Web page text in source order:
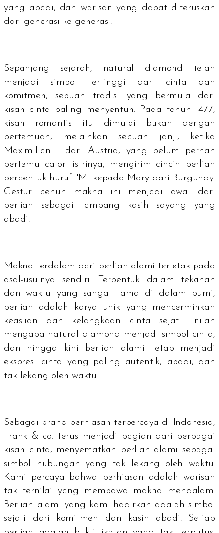
yang abadi, dan warisan yang dapat diteruskan
dari generasi ke generasi.
Sepanjang sejarah, natural diamond telah
menjadi simbol tertinggi dari cinta dan
komitmen, sebuah tradisi yang bermula dari
kisah cinta paling menyentuh. Pada tahun 1477,
kisah romantis itu dimulai bukan dengan
pertemuan, melainkan sebuah janji, ketika
Maximilian I dari Austria, yang belum pernah
bertemu calon istrinya, mengirim cincin berlian
berbentuk huruf "M" kepada Mary dari Burgundy.
Gestur penuh makna ini menjadi awal dari
berlian sebagai lambang kasih sayang yang
abadi.
Makna terdalam dari berlian alami terletak pada
asal-usulnya sendiri. Terbentuk dalam tekanan
dan waktu yang sangat lama di dalam bumi,
berlian adalah karya unik yang mencerminkan
keaslian dan kelangkaan cinta sejati. Inilah
mengapa natural diamond menjadi simbol cinta,
dan hingga kini berlian alami tetap menjadi
ekspresi cinta yang paling autentik, abadi, dan
tak lekang oleh waktu.
Sebagai brand perhiasan terpercaya di Indonesia,
Frank & co. terus menjadi bagian dari berbagai
kisah cinta, menyematkan berlian alami sebagai
simbol hubungan yang tak lekang oleh waktu.
Kami percaya bahwa perhiasan adalah warisan
tak ternilai yang membawa makna mendalam.
Berlian alami yang kami hadirkan adalah simbol
sejati dari komitmen dan kasih abadi. Setiap